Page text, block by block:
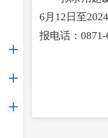
6月 12 日至2024
报电话：